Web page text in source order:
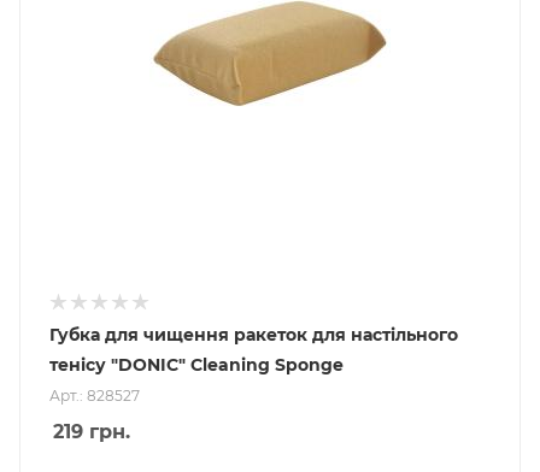
Губка для чищення ракеток для настільного
тенісу "DONIC" Cleaning Sponge
Арт.: 828527
219 грн.